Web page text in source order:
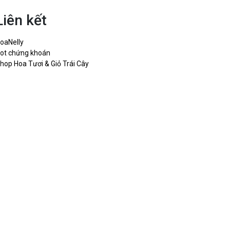
kết
chứng khoán
Hoa Tươi & Giỏ Trái Cây